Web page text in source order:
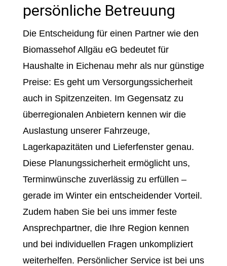
persönliche Betreuung
Die Entscheidung für einen Partner wie den
Biomassehof Allgäu eG bedeutet für
Haushalte in Eichenau mehr als nur günstige
Preise: Es geht um Versorgungssicherheit
auch in Spitzenzeiten. Im Gegensatz zu
überregionalen Anbietern kennen wir die
Auslastung unserer Fahrzeuge,
Lagerkapazitäten und Lieferfenster genau.
Diese Planungssicherheit ermöglicht uns,
Terminwünsche zuverlässig zu erfüllen –
gerade im Winter ein entscheidender Vorteil.
Zudem haben Sie bei uns immer feste
Ansprechpartner, die Ihre Region kennen
und bei individuellen Fragen unkompliziert
weiterhelfen. Persönlicher Service ist bei uns